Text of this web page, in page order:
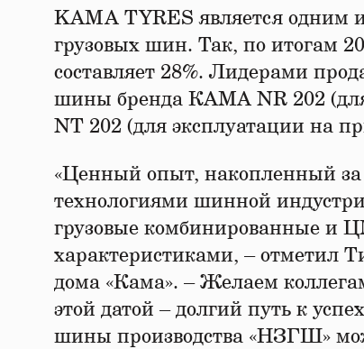
KAMA TYRES является одним
грузовых шин. Так, по итогам
составляет 28%. Лидерами
шины бренда КАМА NR 202 (для
NT 202 (для эксплуатации на
«Ценный опыт, накопленный
технологиями шинной
грузовые комбинированные и
характеристиками, – отметил
дома «Кама». – Желаем
этой датой – долгий путь к
шины производства «НЗГШ»